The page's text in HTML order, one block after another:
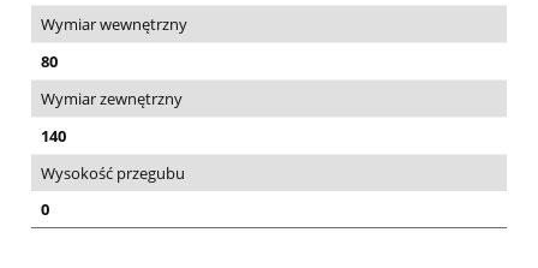
Wymiar wewnętrzny
80
Wymiar zewnętrzny
140
Wysokość przegubu
0